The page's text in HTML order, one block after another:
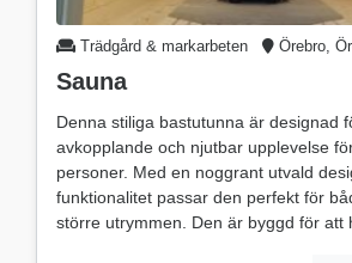
Trädgård & markarbeten Örebro,
Sauna
Denna stiliga bastutunna är designad
avkopplande och njutbar upplevelse
personer. Med en noggrant utvald
funktionalitet passar den perfekt för
större utrymmen. Den är byggd för att